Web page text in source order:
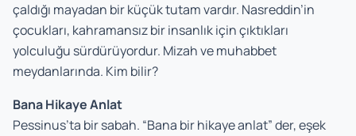
çaldığı mayadan bir küçük tutam vardır. Nasreddin’in
çocukları, kahramansız bir insanlık için çıktıkları
yolculuğu sürdürüyordur. Mizah ve muhabbet
meydanlarında. Kim bilir?
Bana Hikaye Anlat
Pessinus’ta bir sabah. “Bana bir hikaye anlat” der, eşek